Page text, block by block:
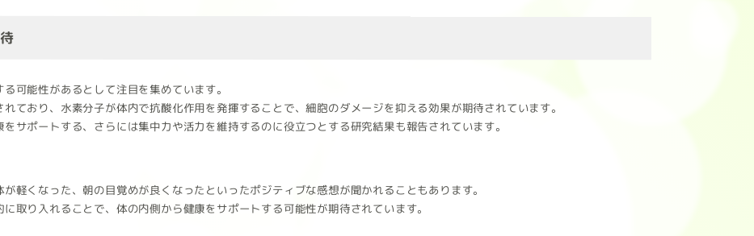
可能性があるとして注目を集めています。
ており、水素分子が体内で抗酸化作用を発揮することで、細胞のダメージを抑える効果が期待されています。
サポートする、さらには集中力や活力を維持するのに役立つとする研究結果も報告されています。
軽くなった、朝の目覚めが良くなったといったポジティブな感想が聞かれることもあります。
取り入れることで、体の内側から健康をサポートする可能性が期待されています。